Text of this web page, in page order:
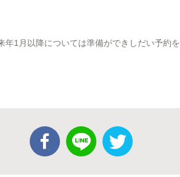
1月以降については準備ができしだい予約を